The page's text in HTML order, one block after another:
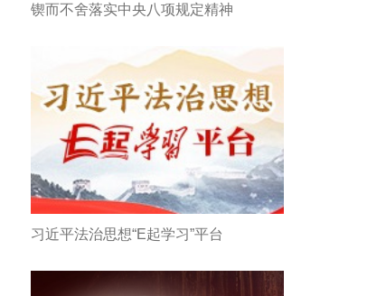
锲而不舍落实中央八项规定精神
习近平法治思想“E起学习”平台